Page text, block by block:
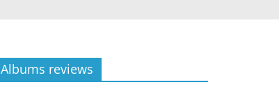
Albums reviews